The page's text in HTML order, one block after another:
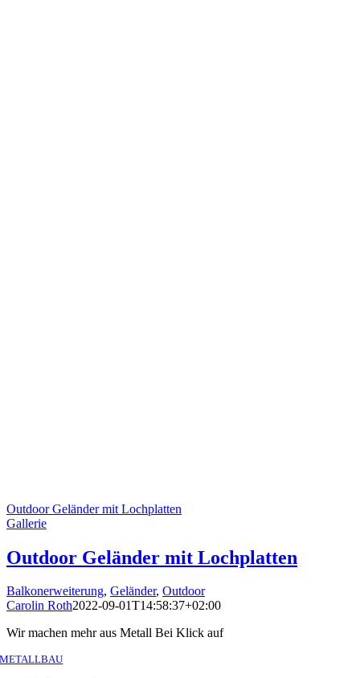
Outdoor Geländer mit Lochplatten
Gallerie
Outdoor Geländer mit Lochplatten
Balkonerweiterung, Geländer, Outdoor
Carolin Roth2022-09-01T14:58:37+02:00
Wir machen mehr aus Metall Bei Klick auf
METALLBAU